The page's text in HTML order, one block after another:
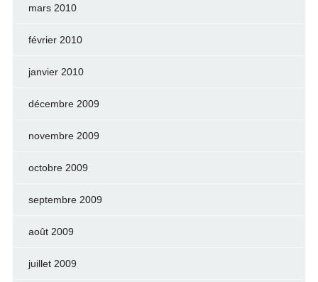
mars 2010
février 2010
janvier 2010
décembre 2009
novembre 2009
octobre 2009
septembre 2009
août 2009
juillet 2009